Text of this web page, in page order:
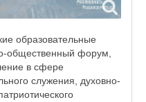
образовательные
общественный форум,
в сфере
служения, духовно-